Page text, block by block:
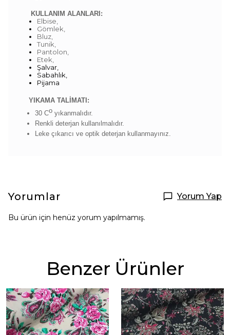
KULLANIM ALANLARI:
Elbise,
Gömlek,
Bluz,
Tunik,
Pantolon,
Etek,
Şalvar,
Sabahlık,
Pijama
YIKAMA TALİMATI:
30 Co yıkanmalıdır.
Renkli deterjan kullanılmalıdır.
Leke çıkarıcı ve optik deterjan kullanmayınız.
Yorumlar Yorum Yap
Bu ürün için henüz yorum yapılmamış.
Benzer Ürünler